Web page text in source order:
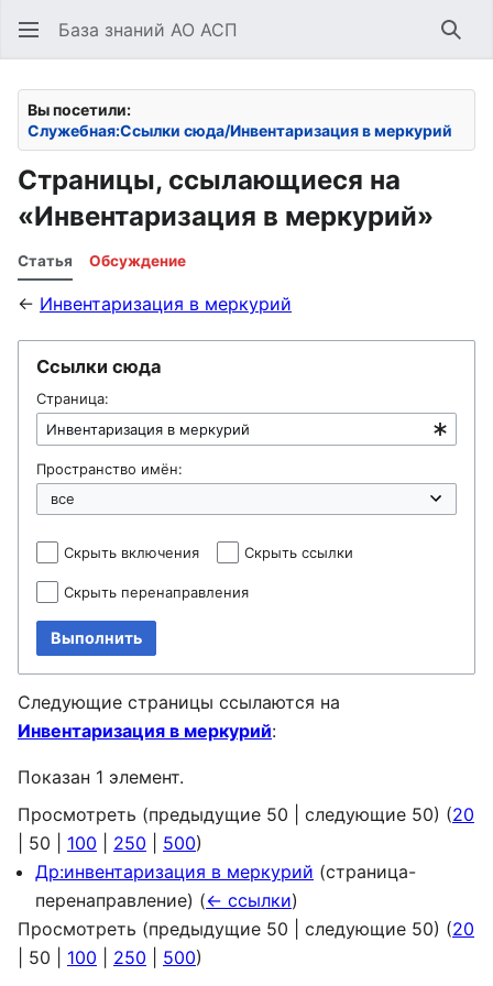
База знаний АО АСП
Вы посетили:
Служебная:Ссылки сюда/Инвентаризация в меркурий
Страницы, ссылающиеся на
«Инвентаризация в меркурий»
Статья Обсуждение
← Инвентаризация в меркурий
Ссылки сюда
Страница:
Пространство имён:
Скрыть включения Скрыть ссылки
Скрыть перенаправления
Выполнить
Следующие страницы ссылаются на
Инвентаризация в меркурий:
Показан 1 элемент.
Просмотреть (предыдущие 50 следующие 50) (20
50 100 250 500)
Др:инвентаризация в меркурий (страница-
перенаправление) (← ссылки)
Просмотреть (предыдущие 50 следующие 50) (20
50 100 250 500)